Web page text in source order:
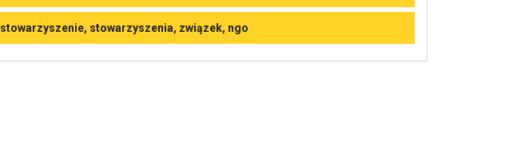
stowarzyszenie, stowarzyszenia, związek, ngo